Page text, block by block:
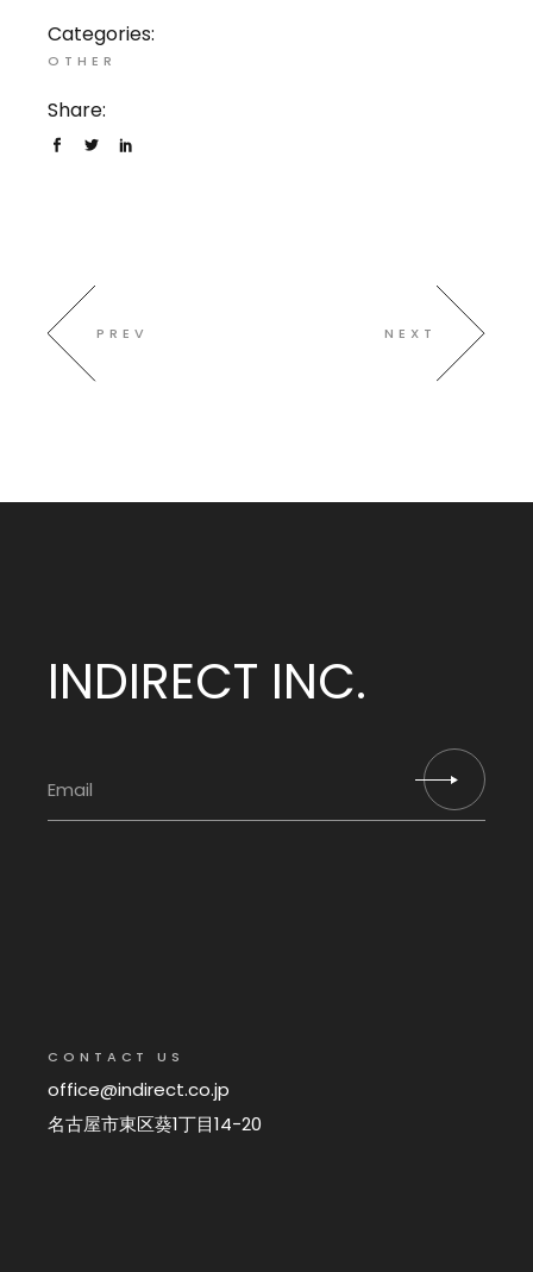
Categories:
OTHER
Share:
PREV NEXT
INDIRECT INC.
CONTACT US
office@indirect.co.jp
名古屋市東区葵1丁目14−20